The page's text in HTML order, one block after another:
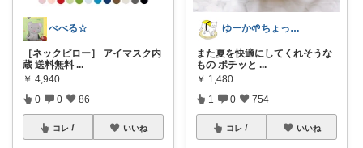
べべる☆
［ネックピロー］ アイマスク内
蔵 送料無料 ...
￥ 4,940
0 0 86
コレ いいね
ゆーか🌱ちょっと気分が整う暮らし集め
また夏を快適にしてくれそうな
もの ポチッと ...
￥ 1,480
1 0 754
コレ いいね